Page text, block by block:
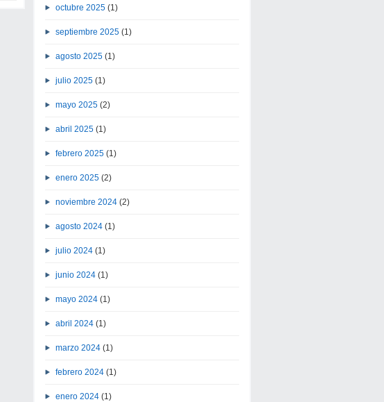
octubre 2025 (1)
septiembre 2025 (1)
agosto 2025 (1)
julio 2025 (1)
mayo 2025 (2)
abril 2025 (1)
febrero 2025 (1)
enero 2025 (2)
noviembre 2024 (2)
agosto 2024 (1)
julio 2024 (1)
junio 2024 (1)
mayo 2024 (1)
abril 2024 (1)
marzo 2024 (1)
febrero 2024 (1)
enero 2024 (1)